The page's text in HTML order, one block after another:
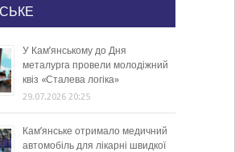
У Кам’янському до Дня
металурга провели молодіжний
квіз «Сталева логіка»
29.07.2026 20:25
Кам’янське отримало медичний
автомобіль для лікарні швидкої